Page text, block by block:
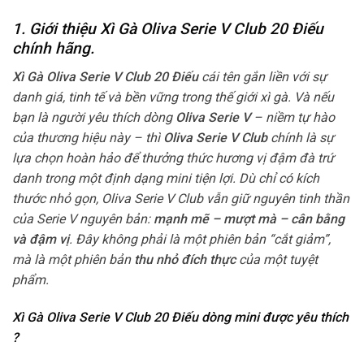
1. Giới thiệu Xì Gà Oliva Serie V Club 20 Điếu
chính hãng.
Xì Gà Oliva Serie V Club 20 Điếu cái tên gắn liền với sự
danh giá, tinh tế và bền vững trong thế giới xì gà. Và nếu
bạn là người yêu thích dòng Oliva Serie V– niềm tự hào
của thương hiệu này – thì Oliva Serie V Clubchính là sự
lựa chọn hoàn hảo để thưởng thức hương vị đậm đà trứ
danh trong một định dạng mini tiện lợi. Dù chỉ có kích
thước nhỏ gọn, Oliva Serie V Club vẫn giữ nguyên tinh thần
của Serie V nguyên bản: mạnh mẽ – mượt mà – cân bằng
và đậm vị. Đây không phải là một phiên bản “cắt giảm”,
mà là một phiên bản thu nhỏ đích thựccủa một tuyệt
phẩm.
Xì Gà Oliva Serie V Club 20 Điếu dòng mini được yêu thích
?